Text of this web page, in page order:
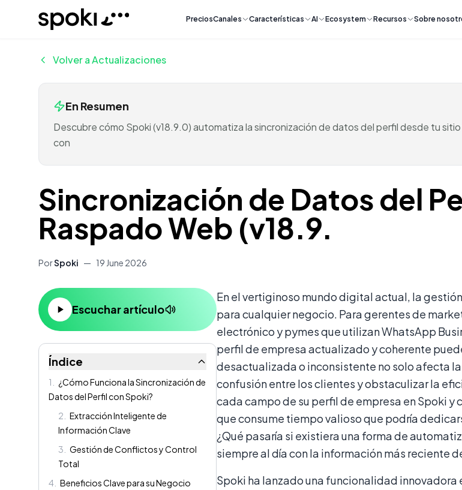
Spoki PreciosCanales Características AI Ecosystem Recursos Sobre
Volver a Actualizaciones
En Resumen
Descubre cómo Spoki (v18.9.0) automatiza la sincronización de datos del perfil desde tu
con
Sincronización de Datos del
Raspado Web (v18.9.
PorSpoki — 19 June 2026
Escuchar artículo
Índice
1
¿Cómo Funciona la Sincronización de
Datos del Perfil con Spoki?
2
Extracción Inteligente de
Información Clave
3
Gestión de Conflictos y Control
Total
4
Beneficios Clave para su Negocio
Contenido
En el vertiginoso mundo digital actual, la
para cualquier negocio. Para gerentes de
electrónico y pymes que utilizan WhatsApp
perfil de empresa actualizado y coherente
desactualizada o inconsistente no solo afecta
confusión entre los clientes y obstaculizar la
cada campo de su perfil de empresa en Spoki
que consume tiempo valioso que podría
¿Qué pasaría si existiera una forma de
siempre al día con la información más reciente
Spoki ha lanzado una funcionalidad